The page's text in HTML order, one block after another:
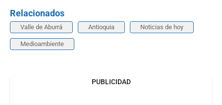
Relacionados
Valle de Aburrá Antioquia Noticias de hoy
Medioambiente
PUBLICIDAD